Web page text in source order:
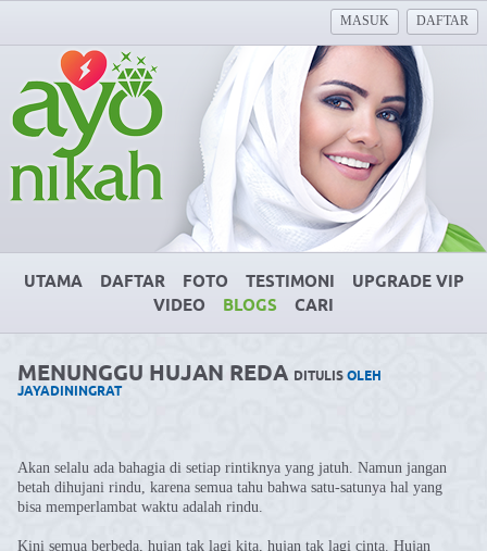
MASUK DAFTAR
UTAMA DAFTAR FOTO TESTIMONI
UPGRADE VIP
VIDEO
BLOGS CARI
MENUNGGU HUJAN REDA DITULISOLEH
JAYADININGRAT
Akan selalu ada bahagia di setiap rintiknya yang jatuh. Namun jangan
betah dihujani rindu, karena semua tahu bahwa satu-satunya hal yang
bisa memperlambat waktu adalah rindu.
Kini semua berbeda, hujan tak lagi kita, hujan tak lagi cinta. Hujan